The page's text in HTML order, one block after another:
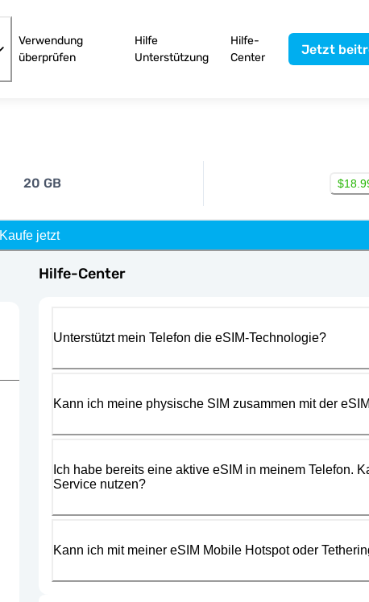
Verwendung
überprüfen
Hilfe
Unterstützung
Hilfe-
Center
Jetzt
20 GB
Kaufe jetzt
Hilfe-Center
Unterstützt mein Telefon die eSIM-Technologie?
Kann ich meine physische SIM zusammen mit der
Ich habe bereits eine aktive eSIM in meinem Telefon.
Service nutzen?
Kann ich mit meiner eSIM Mobile Hotspot oder